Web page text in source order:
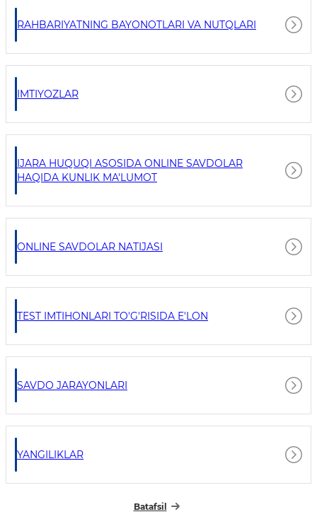
RAHBARIYATNING BAYONOTLARI VA NUTQLARI
IMTIYOZLAR
IJARA HUQUQI ASOSIDA ONLINE SAVDOLAR
HAQIDA KUNLIK MA'LUMOT
ONLINE SAVDOLAR NATIJASI
TEST IMTIHONLARI TO'G'RISIDA E'LON
SAVDO JARAYONLARI
YANGILIKLAR
Batafsil